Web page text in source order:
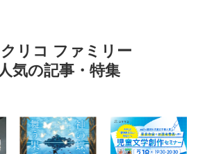
リコ ファミリー
気の記事・特集